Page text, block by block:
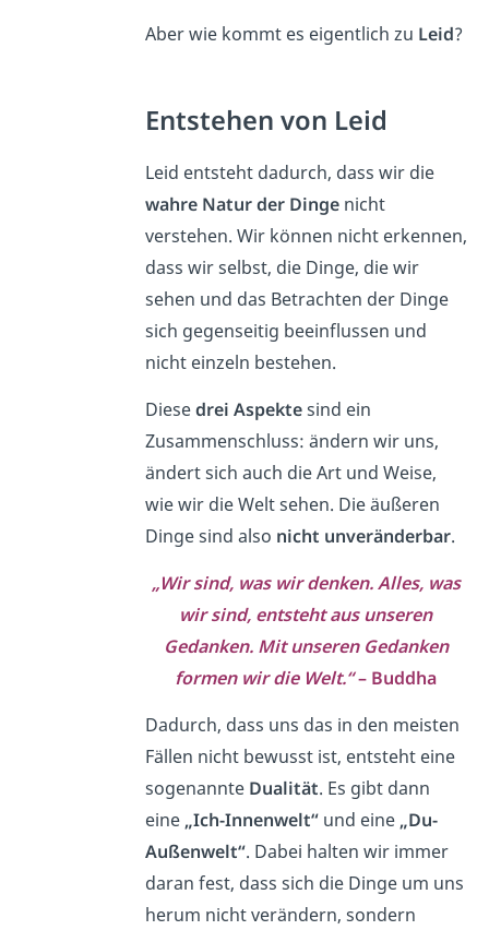
Aber wie kommt es eigentlich zu Leid?
Entstehen von Leid
Leid entsteht dadurch, dass wir die
wahre Natur der Dingenicht
verstehen. Wir können nicht erkennen,
dass wir selbst, die Dinge, die wir
sehen und das Betrachten der Dinge
sich gegenseitig beeinflussen und
nicht einzeln bestehen.
Diesedrei Aspektesind ein
Zusammenschluss: ändern wir uns,
ändert sich auch die Art und Weise,
wie wir die Welt sehen. Die äußeren
Dinge sind also nicht unveränderbar.
„Wir sind, was wir denken. Alles, was
wir sind, entsteht aus unseren
Gedanken. Mit unseren Gedanken
formen wir die Welt.“– Buddha
Dadurch, dass uns das in den meisten
Fällen nicht bewusst ist, entsteht eine
sogenannte Dualität. Es gibt dann
eine „Ich-Innenwelt“und eine „Du-
Außenwelt“. Dabei halten wir immer
daran fest, dass sich die Dinge um uns
herum nicht verändern, sondern